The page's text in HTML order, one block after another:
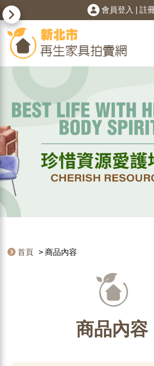
會員登入 註
首頁 商品內容
商品內容